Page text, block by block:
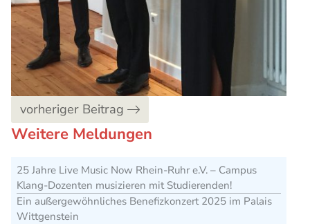
vorheriger Beitrag
Weitere Meldungen
25 Jahre Live Music Now Rhein-Ruhr e.V. – Campus
Klang-Dozenten musizieren mit Studierenden!
Ein außergewöhnliches Benefizkonzert 2025 im Palais
Wittgenstein